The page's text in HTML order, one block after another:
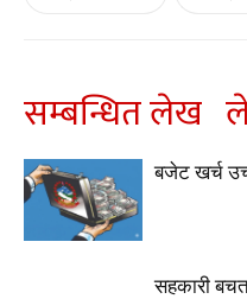
सम्बन्धित लेख
बजेट खर्च
सहकारी बचत